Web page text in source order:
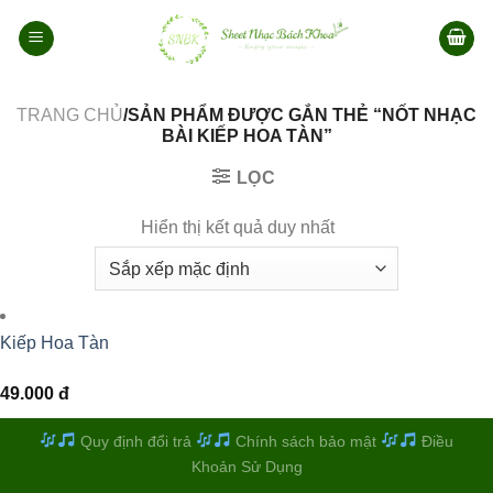
qua
TRANG CHỦ/SẢN PHẨM ĐƯỢC GẮN THẺ “NỐT NHẠC
BÀI KIẾP HOA TÀN”
LỌC
Hiển thị kết quả duy nhất
Kiếp Hoa Tàn
49.000 đ
Quy định đổi trả Chính sách bảo mật
Điều
Khoản Sử Dụng